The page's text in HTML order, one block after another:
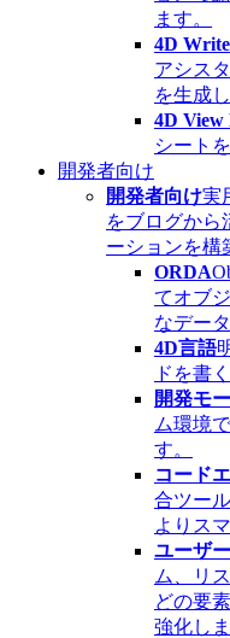
ます。
4D
アシス
を生成
4D View
シート
開発者向け
開発者向け実
をブログから
ーションを構
ORDA
てオブ
なデー
4D言語
ドを書
開発モ
ム環境
す。
コード
合ツー
よりス
ユーザ
ム、リ
どの要
強化しま